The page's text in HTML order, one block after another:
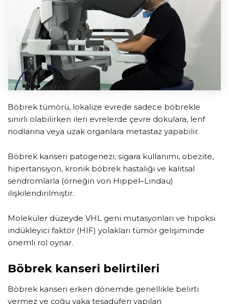
Böbrek tümörü, lokalize evrede sadece böbrekle
sınırlı olabilirken ileri evrelerde çevre dokulara, lenf
nodlarına veya uzak organlara metastaz yapabilir.
Böbrek kanseri patogenezi; sigara kullanımı, obezite,
hipertansiyon, kronik böbrek hastalığı ve kalıtsal
sendromlarla (örneğin von Hippel–Lindau)
ilişkilendirilmiştir.
Moleküler düzeyde VHL geni mutasyonları ve hipoksi
indükleyici faktör (HIF) yolakları tümör gelişiminde
önemli rol oynar.
Böbrek kanseri belirtileri
Böbrek kanseri erken dönemde genellikle belirti
vermez ve çoğu vaka tesadüfen yapılan